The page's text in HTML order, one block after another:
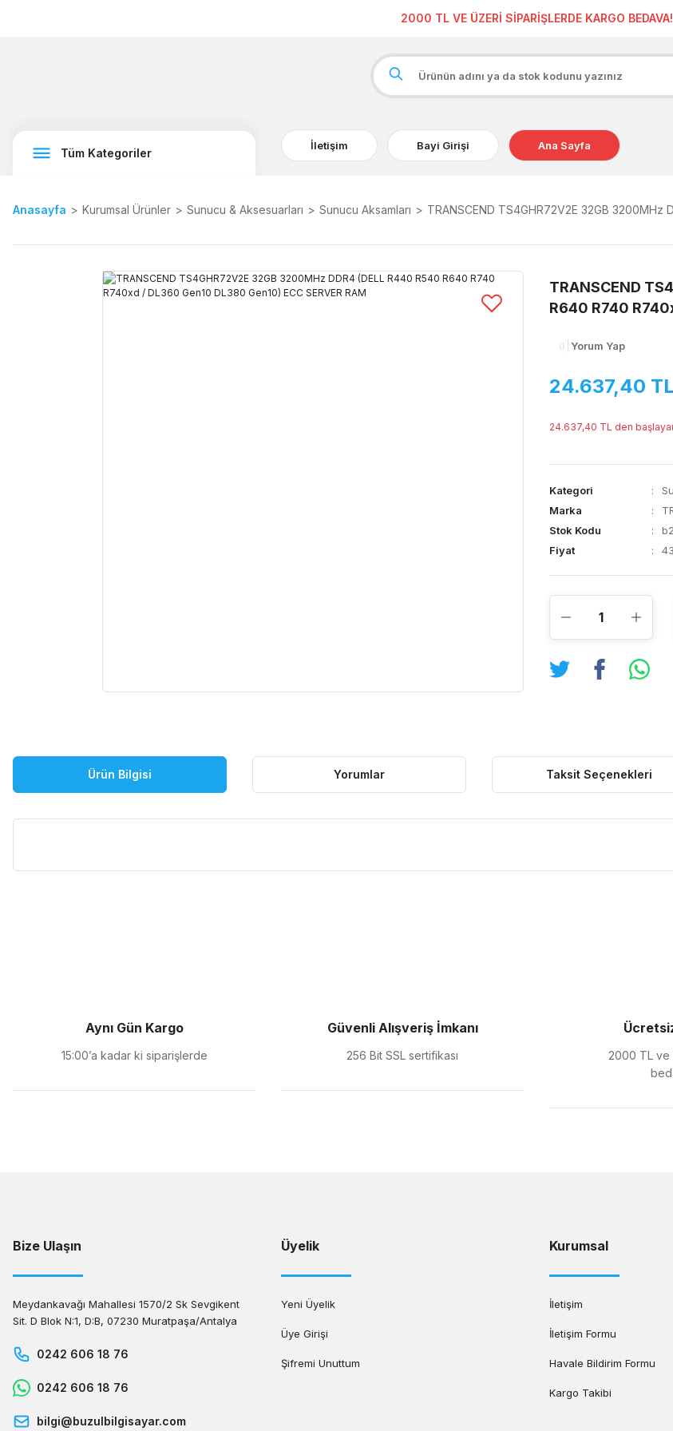
2000 TL VE ÜZERİ SİPARİŞLERDE KARGO BEDAVA!
Tüm Kategoriler
İletişim Bayi Girişi Ana Sayfa
Anasayfa Kurumsal Ürünler Sunucu & Aksesuarları Sunucu Aksamları TRANSCEND TS4GHR72V2E 32GB 3200MHz
TRANSCEND
R640 R740
0 Yorum Yap
24.637,40 TL
24.637,40 TL den
Kategori
Marka
Stok Kodu
Fiyat
Ürün Bilgisi Yorumlar Taksit Seçenekleri
Ürün fiyatı diğer sitelerden daha pahalı.
Bu ürüne benzer farklı alternatifler olmalı.
Aynı Gün Kargo
15:00’a kadar ki siparişlerde
Güvenli Alışveriş İmkanı
256 Bit SSL sertifikası
2000 TL
Bize Ulaşın
Meydankavağı Mahallesi 1570/2 Sk Sevgikent
Sit. D Blok N:1, D:B, 07230 Muratpaşa/Antalya
0242 606 18 76
0242 606 18 76
bilgi@buzulbilgisayar.com
Üyelik
Yeni Üyelik
Üye Girişi
Şifremi Unuttum
Kurumsal
İletişim
İletişim Formu
Havale Bildirim Formu
Kargo Takibi